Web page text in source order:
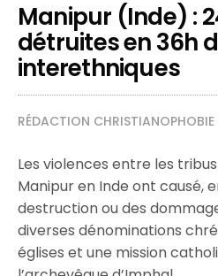
Manipur (Inde) :
détruites en 36h
interethniques
RÉDACTION CHRISTIANOPHOBIE
Les violences entre les
Manipur en Inde ont causé,
destruction ou des
diverses dénominations
églises et une mission